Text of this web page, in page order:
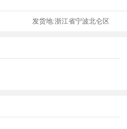
发货地:浙江省宁波北仑区